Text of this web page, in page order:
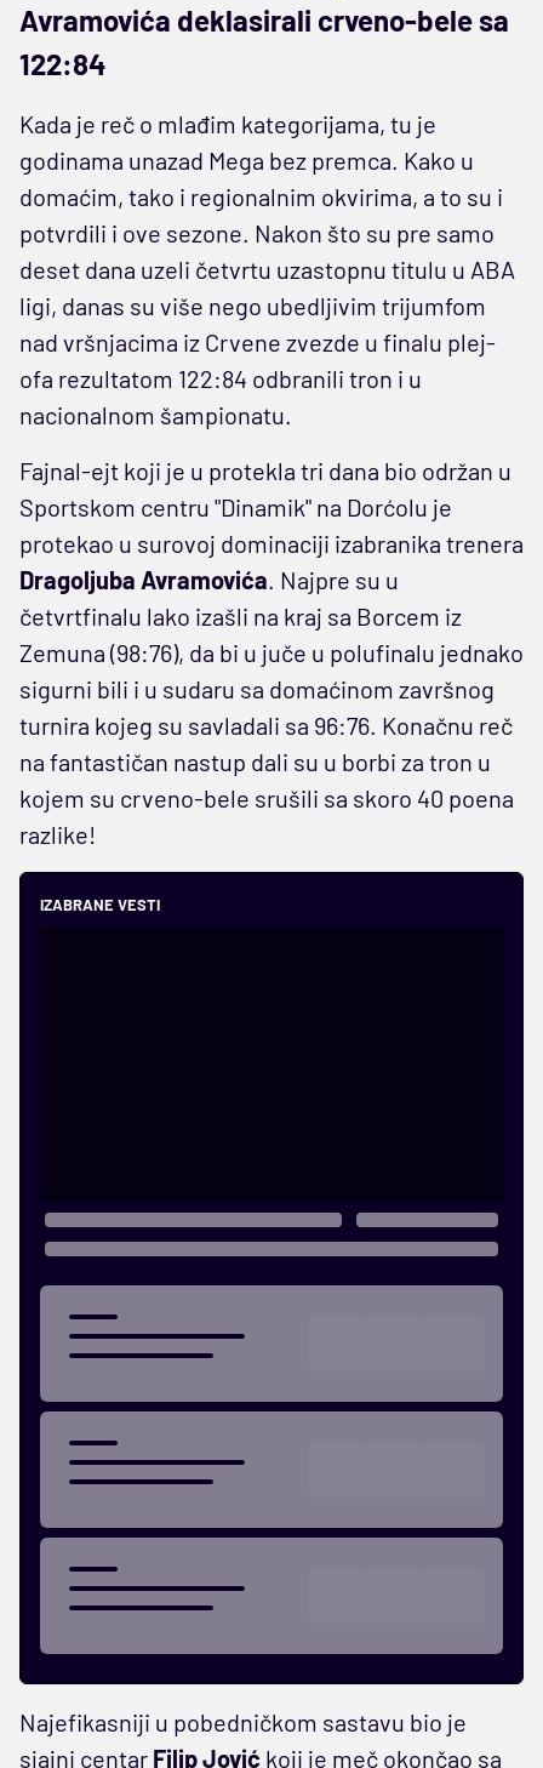
Avramovića deklasirali crveno-bele sa
122:84
Kada je reč o mlađim kategorijama, tu je
godinama unazad Mega bez premca. Kako u
domaćim, tako i regionalnim okvirima, a to su i
potvrdili i ove sezone. Nakon što su pre samo
deset dana uzeli četvrtu uzastopnu titulu u ABA
ligi, danas su više nego ubedljivim trijumfom
nad vršnjacima iz Crvene zvezde u finalu plej-
ofa rezultatom 122:84 odbranili tron i u
nacionalnom šampionatu.
Fajnal-ejt koji je u protekla tri dana bio održan u
Sportskom centru "Dinamik" na Dorćolu je
protekao u surovoj dominaciji izabranika trenera
Dragoljuba Avramovića. Najpre su u
četvrtfinalu lako izašli na kraj sa Borcem iz
Zemuna (98:76), da bi u juče u polufinalu jednako
sigurni bili i u sudaru sa domaćinom završnog
turnira kojeg su savladali sa 96:76. Konačnu reč
na fantastičan nastup dali su u borbi za tron u
kojem su crveno-bele srušili sa skoro 40 poena
razlike!
IZABRANE VESTI
Najefikasniji u pobedničkom sastavu bio je
sjajni centar Filip Jović koji je meč okončao sa